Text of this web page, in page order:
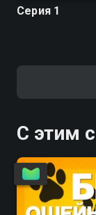
Серия 1
С этим